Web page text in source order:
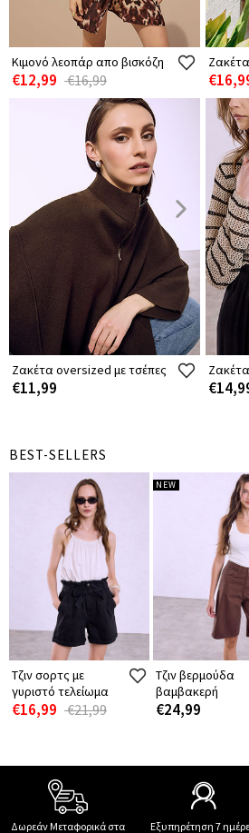
Κιμονό λεοπάρ απο βισκόζη
€12,99 €16,99
Ζακέτα oversized με τσέπες
€11,99
BEST-SELLERS
Τζιν σορτς με
γυριστό τελείωμα
€16,99 €21,99
NEW
Τζιν βερμούδα
βαμβακερή
€24,99
Δωρεάν Μεταφορικά στα
Εξυπηρέτηση 7